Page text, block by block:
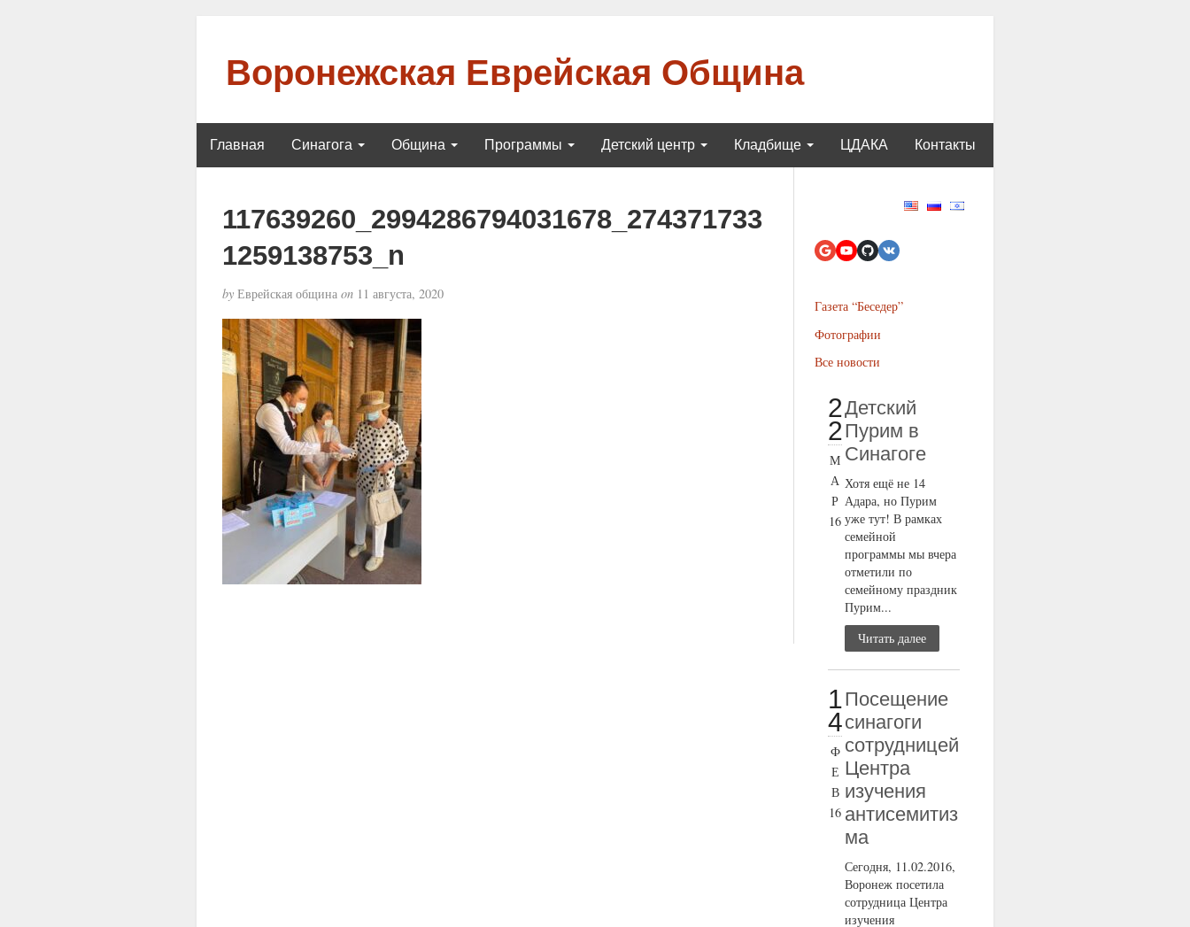
Воронежская Еврейская Община
Главная Синагога Община Программы Детский центр Кладбище ЦДАКА Контакты
117639260_2994286794031678_274371733
1259138753_n
byЕврейская община on11 августа, 2020
Газета “Беседер”
Фотографии
Все новости
2
2
М
А
Р
16
Детский
Пурим в
Синагоге
Хотя ещё не 14
Адара, но Пурим
уже тут! В рамках
семейной
программы мы вчера
отметили по
семейному праздник
Пурим...
Читать далее
1
4
Ф
Е
В
16
Посещение
синагоги
сотрудницей
Центра
изучения
антисемитиз
ма
Сегодня, 11.02.2016,
Воронеж посетила
сотрудница Центра
изучения